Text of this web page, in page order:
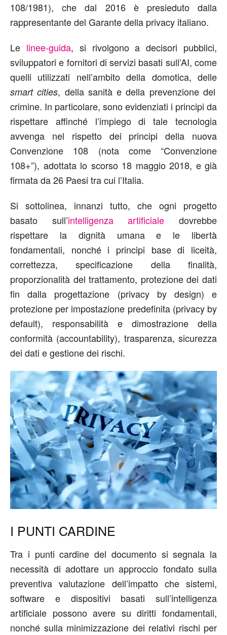
108/1981), che dal 2016 è presieduto dalla
rappresentante del Garante della privacy italiano.
Le linee-guida, si rivolgono a decisori pubblici,
sviluppatori e fornitori di servizi basati sull’AI, come
quelli utilizzati nell’ambito della domotica, delle
smart cities, della sanità e della prevenzione del
crimine. In particolare, sono evidenziati i principi da
rispettare affinché l’impiego di tale tecnologia
avvenga nel rispetto dei principi della nuova
Convenzione 108 (nota come “Convenzione
108+”), adottata lo scorso 18 maggio 2018, e già
firmata da 26 Paesi tra cui l’Italia.
Si sottolinea, innanzi tutto, che ogni progetto
basato sull’intelligenza artificiale dovrebbe
rispettare la dignità umana e le libertà
fondamentali, nonché i principi base di liceità,
correttezza, specificazione della finalità,
proporzionalità del trattamento, protezione dei dati
fin dalla progettazione (privacy by design) e
protezione per impostazione predefinita (privacy by
default), responsabilità e dimostrazione della
conformità (accountability), trasparenza, sicurezza
dei dati e gestione dei rischi.
I PUNTI CARDINE
Tra i punti cardine del documento si segnala la
necessità di adottare un approccio fondato sulla
preventiva valutazione dell’impatto che sistemi,
software e dispositivi basati sull’intelligenza
artificiale possono avere su diritti fondamentali,
nonché sulla minimizzazione dei relativi rischi per